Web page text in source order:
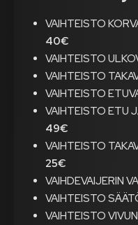
VAIHTEISTO
40€
VAIHTEISTO
VAIHTEISTO
VAIHTEISTO
VAIHTEISTO ETU
49€
VAIHTEISTO
25€
VAIHDEVAIJERIN
VAIHTEISTO
VAIHTEISTO